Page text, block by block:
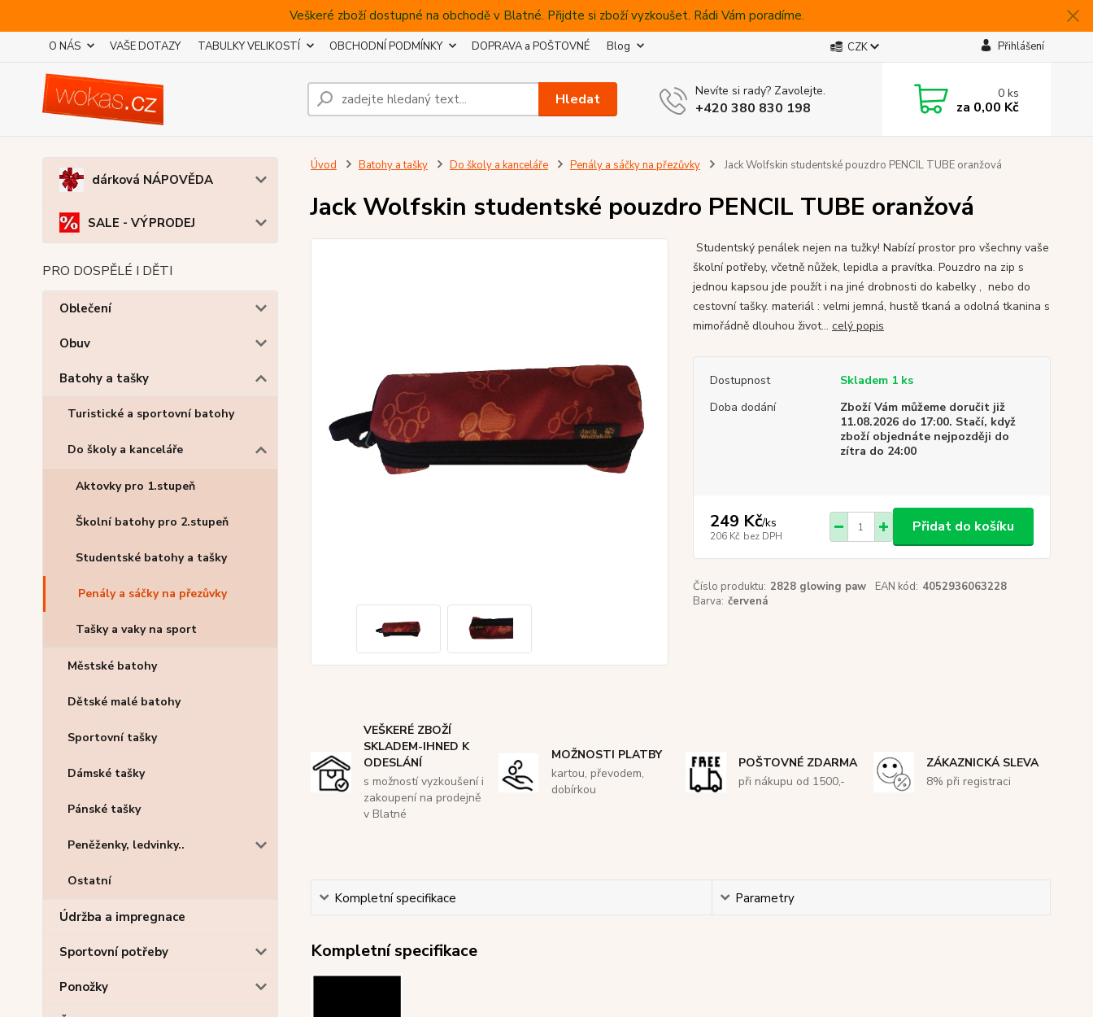
Veškeré zboží dostupné na obchodě v Blatné. Přijdte si zboží vyzkoušet. Rádi Vám poradíme.
O NÁS VAŠE DOTAZY TABULKY VELIKOSTÍ OBCHODNÍ PODMÍNKY DOPRAVA a POŠTOVNÉ Blog CZK Přihlášení
Hledat Nevíte si rady? Zavolejte.
+420 380 830 198
0ks
za 0,00 Kč
dárková NÁPOVĚDA
SALE - VÝPRODEJ
PRO DOSPĚLÉ I DĚTI
Oblečení
Obuv
Batohy a tašky
Turistické a sportovní batohy
Do školy a kanceláře
Aktovky pro 1.stupeň
Školní batohy pro 2.stupeň
Studentské batohy a tašky
Penály a sáčky na přezůvky
Tašky a vaky na sport
Městské batohy
Dětské malé batohy
Sportovní tašky
Dámské tašky
Pánské tašky
Peněženky, ledvinky..
Ostatní
Údržba a impregnace
Sportovní potřeby
Ponožky
Úvod Batohy a tašky Do školy a kanceláře Penály a sáčky na přezůvky Jack Wolfskin studentské pouzdro PENCIL TUBE oranžová
Jack Wolfskin studentské pouzdro PENCIL TUBE oranžová
Studentský penálek nejen na tužky! Nabízí prostor pro všechny vaše
školní potřeby, včetně nůžek, lepidla a pravítka. Pouzdro na zip s
jednou kapsou jde použít i na jiné drobnosti do kabelky , nebo do
cestovní tašky. materiál : velmi jemná, hustě tkaná a odolná tkanina s
mimořádně dlouhou život... celý popis
Dostupnost
Skladem 1 ks
Doba dodání
Zboží Vám můžeme doručit již
11.08.2026 do 17:00. Stačí, když
zboží objednáte nejpozději do
zítra do 24:00
249 Kč/ks
206 Kč bez DPH
Přidat do košíku
Číslo produktu: 2828 glowing paw EAN kód: 4052936063228
Barva: červená
VEŠKERÉ ZBOŽÍ
SKLADEM-IHNED K
ODESLÁNÍ
s možností vyzkoušení i
zakoupení na prodejně
v Blatné
MOŽNOSTI PLATBY
kartou, převodem,
dobírkou
POŠTOVNÉ ZDARMA
při nákupu od 1500,-
ZÁKAZNICKÁ SLEVA
8% při registraci
Kompletní specifikace Parametry
Kompletní specifikace